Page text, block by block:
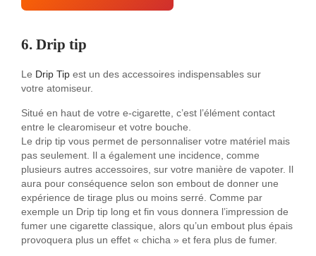
6. Drip tip
Le Drip Tip est un des accessoires indispensables sur
votre atomiseur.
Situé en haut de votre e-cigarette, c’est l’élément contact
entre le clearomiseur et votre bouche.
Le drip tip vous permet de personnaliser votre matériel mais
pas seulement. Il a également une incidence, comme
plusieurs autres accessoires, sur votre manière de vapoter. Il
aura pour conséquence selon son embout de donner une
expérience de tirage plus ou moins serré. Comme par
exemple un Drip tip long et fin vous donnera l’impression de
fumer une cigarette classique, alors qu’un embout plus épais
provoquera plus un effet « chicha » et fera plus de fumer.